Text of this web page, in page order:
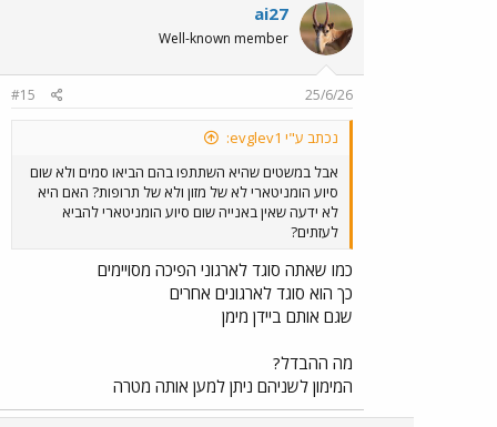
ai27
Well-known member
25/6/26
#15
נכתב ע"י evglev1:
אבל במשטים שהיא השתתפו בהם הביאו סמים ולא שום
סיוע הומניטארי לא של מזון ולא של תרופות? האם היא
לא ידעה שאין באנייה שום סיוע הומניטארי להביא
לעזתים?
כמו שאתה סוגד לארגוני הפיכה מסויימים
כך הוא סוגד לארגונים אחרים
שגם אותם ביידן מימן
מה ההבדל?
המימון לשניהם ניתן למען אותה מטרה